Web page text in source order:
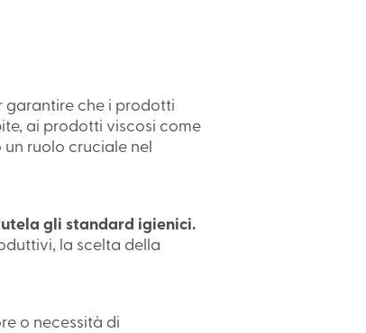
garantire che i prodotti
ai prodotti viscosi come
un ruolo cruciale nel
gli standard igienici.
la scelta della
o necessità di